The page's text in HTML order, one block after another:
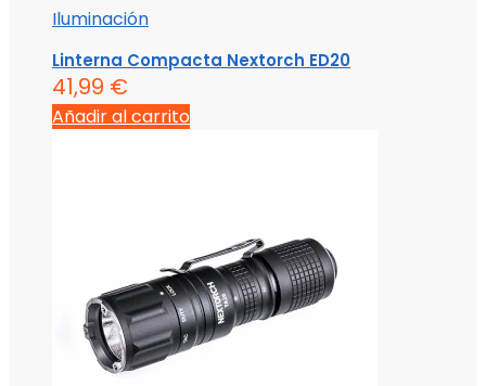
Iluminación
Linterna Compacta Nextorch ED20
41,99 €
Añadir al carrito